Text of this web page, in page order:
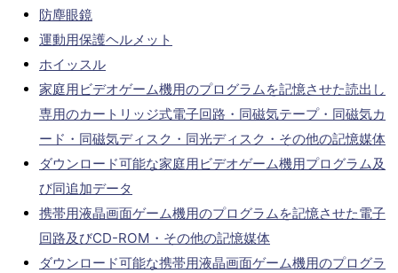
防塵眼鏡
運動用保護ヘルメット
ホイッスル
家庭用ビデオゲーム機用のプログラムを記憶させた読出し
専用のカートリッジ式電子回路・同磁気テープ・同磁気カ
ード・同磁気ディスク・同光ディスク・その他の記憶媒体
ダウンロード可能な家庭用ビデオゲーム機用プログラム及
び同追加データ
携帯用液晶画面ゲーム機用のプログラムを記憶させた電子
回路及びCD-ROM・その他の記憶媒体
ダウンロード可能な携帯用液晶画面ゲーム機用のプログラ